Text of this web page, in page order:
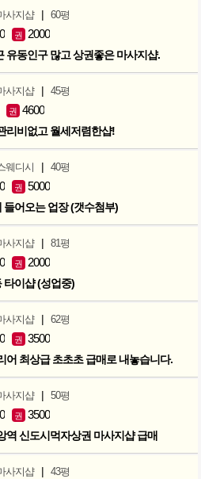
사지샵 | 60평
권 2000
유동인구 많고 상권좋은 마사지샵.
사지샵 | 45평
권 4600
리비없고 월세저렴한샵!
웨디시 | 40평
권 5000
들어오는 업장 (갯수첨부)
사지샵 | 81평
권 2000
타이샵 (성업중)
사지샵 | 62평
권 3500
어 최상급 초초초 급매로 내놓습니다.
사지샵 | 50평
권 3500
역 신도시먹자상권 마사지샵 급매
사지샵 | 43평